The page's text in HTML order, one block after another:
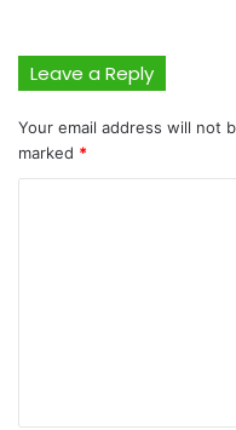
Leave a Reply
Your email address will not
marked *